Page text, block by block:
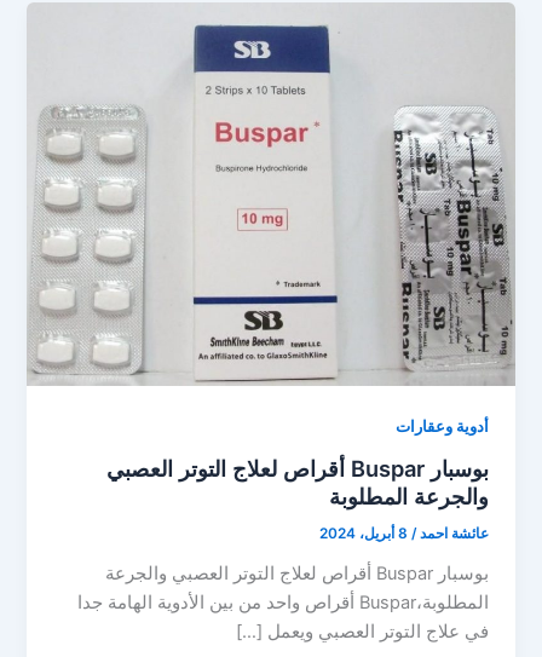
أدوية وعقارات
بوسبار Buspar أقراص لعلاج التوتر العصبي
والجرعة المطلوبة
عائشة احمد/ 8 أبريل، 2024
بوسبار Buspar أقراص لعلاج التوتر العصبي والجرعة
المطلوبة،Buspar أقراص واحد من بين الأدوية الهامة جدا
في علاج التوتر العصبي ويعمل […]